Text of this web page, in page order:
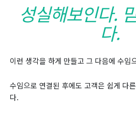
성실해보인다.
다.
이런 생각을 하게 만들고 그 다음에 수임
수임으로 연결된 후에도 고객은 쉽게 다
다.